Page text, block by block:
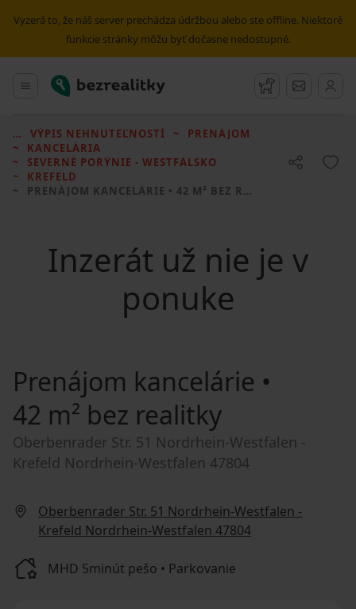
Vyzerá to, že náš server prechádza údržbou alebo ste offline. Niektoré
funkcie stránky môžu byť dočasne nedostupné.
Hlavné menu
Bezrealitky Strážny pes
Správy
VÝPIS NEHNUTEĽNOSTÍ
PRENÁJOM
KANCELÁRIA
SEVERNÉ PORÝNIE - WESTFÁLSKO
KREFELD
PRENÁJOM KANCELÁRIE • 42 M² BEZ REALITKY
Inzerát už nie je v
ponuke
Prenájom kancelárie •
42 m² bez realitky
Oberbenrader Str. 51 Nordrhein-Westfalen -
Krefeld Nordrhein-Westfalen 47804
Oberbenrader Str. 51 Nordrhein-Westfalen -
Krefeld Nordrhein-Westfalen 47804
MHD 5minút pešo • Parkovanie